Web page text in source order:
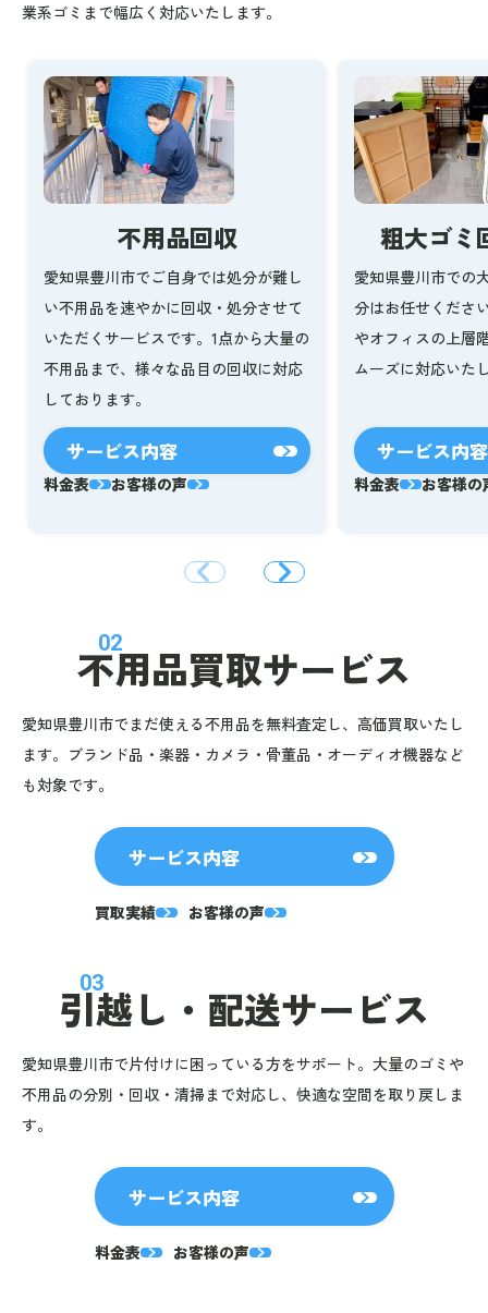
業系ゴミまで幅広く対応いたします。
不用品回収
愛知県豊川市でご自身では処分が難し
い不用品を速やかに回収・処分させて
いただくサービスです。1点から大量の
不用品まで、様々な品目の回収に対応
しております。
サービス内容
料金表 お客様の声
粗大ゴミ
愛知県豊川市での
分はお任せくださ
やオフィスの上層
ムーズに対応いた
サービス内容
料金表 お客様の
02
不用品買取サービス
愛知県豊川市でまだ使える不用品を無料査定し、高価買取いたし
ます。ブランド品・楽器・カメラ・骨董品・オーディオ機器など
も対象です。
サービス内容
買取実績 お客様の声
03
引越し・ 配送サービス
愛知県豊川市で片付けに困っている方をサポート。大量のゴミや
不用品の分別・回収・清掃まで対応し、快適な空間を取り戻しま
す。
サービス内容
料金表 お客様の声